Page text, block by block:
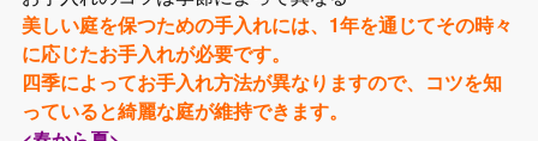
美しい庭を保つための手入れには、1年を通じてその時々
に応じたお手入れが必要です。
四季によってお手入れ方法が異なりますので、コツを知
っていると綺麗な庭が維持できます。